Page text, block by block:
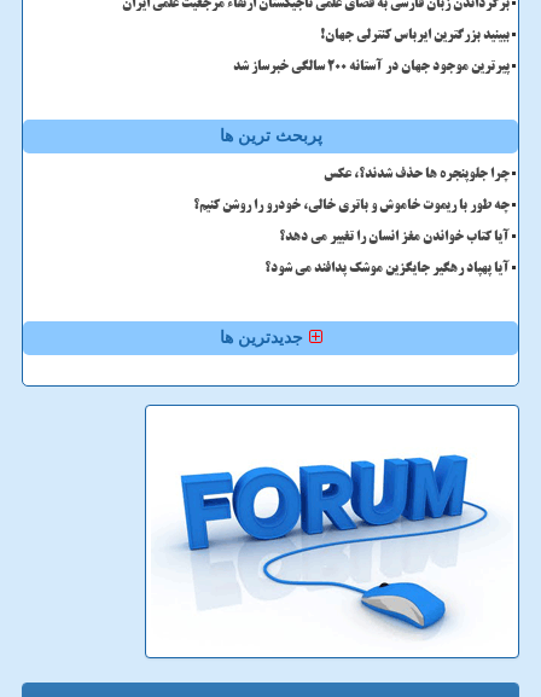
برگرداندن زبان فارسی به فضای علمی تاجیکستان ارتقاء مرجعیت علمی ایران
ببینید بزرگترین ایرباس کنترلی جهان!
پیرترین موجود جهان در آستانه ۲۰۰ سالگی خبرساز شد
پربحث ترین ها
چرا جلوپنجره ها حذف شدند؟، عکس
چه طور با ریموت خاموش و باتری خالی، خودرو را روشن کنیم؟
آیا کتاب خواندن مغز انسان را تغییر می دهد؟
آیا پهپاد رهگیر جایگزین موشک پدافند می شود؟
جدیدترین ها